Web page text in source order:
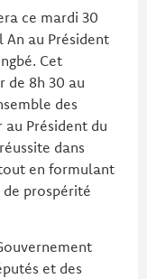
ce mardi 30
au Président
Cet
de 8h 30 au
des
au Président du
dans
en formulant
prospérité
et des